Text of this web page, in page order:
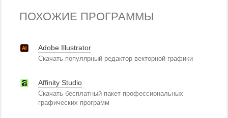
ПОХОЖИЕ ПРОГРАММЫ
Adobe Illustrator
Скачать популярный редактор векторной графики
Affinity Studio
Скачать бесплатный пакет профессиональных
графических программ